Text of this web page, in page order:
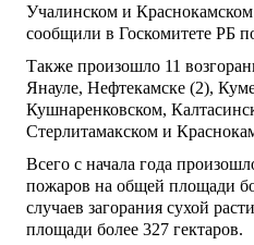
Учалинском и
сообщили в Госкомитете РБ
Также произошло 11
Янауле, Нефтекамске (2),
Кушнаренковском,
Стерлитамакском и
Всего с начала года
пожаров на общей площади
случаев загорания сухой
площади более 327 гектаров.